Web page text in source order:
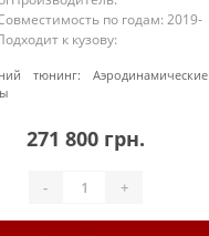
по годам: 2019-
к кузову:
Под покраскуТип
В штатные
тюнинг:
Аэродинамические
271 800 грн.
- +